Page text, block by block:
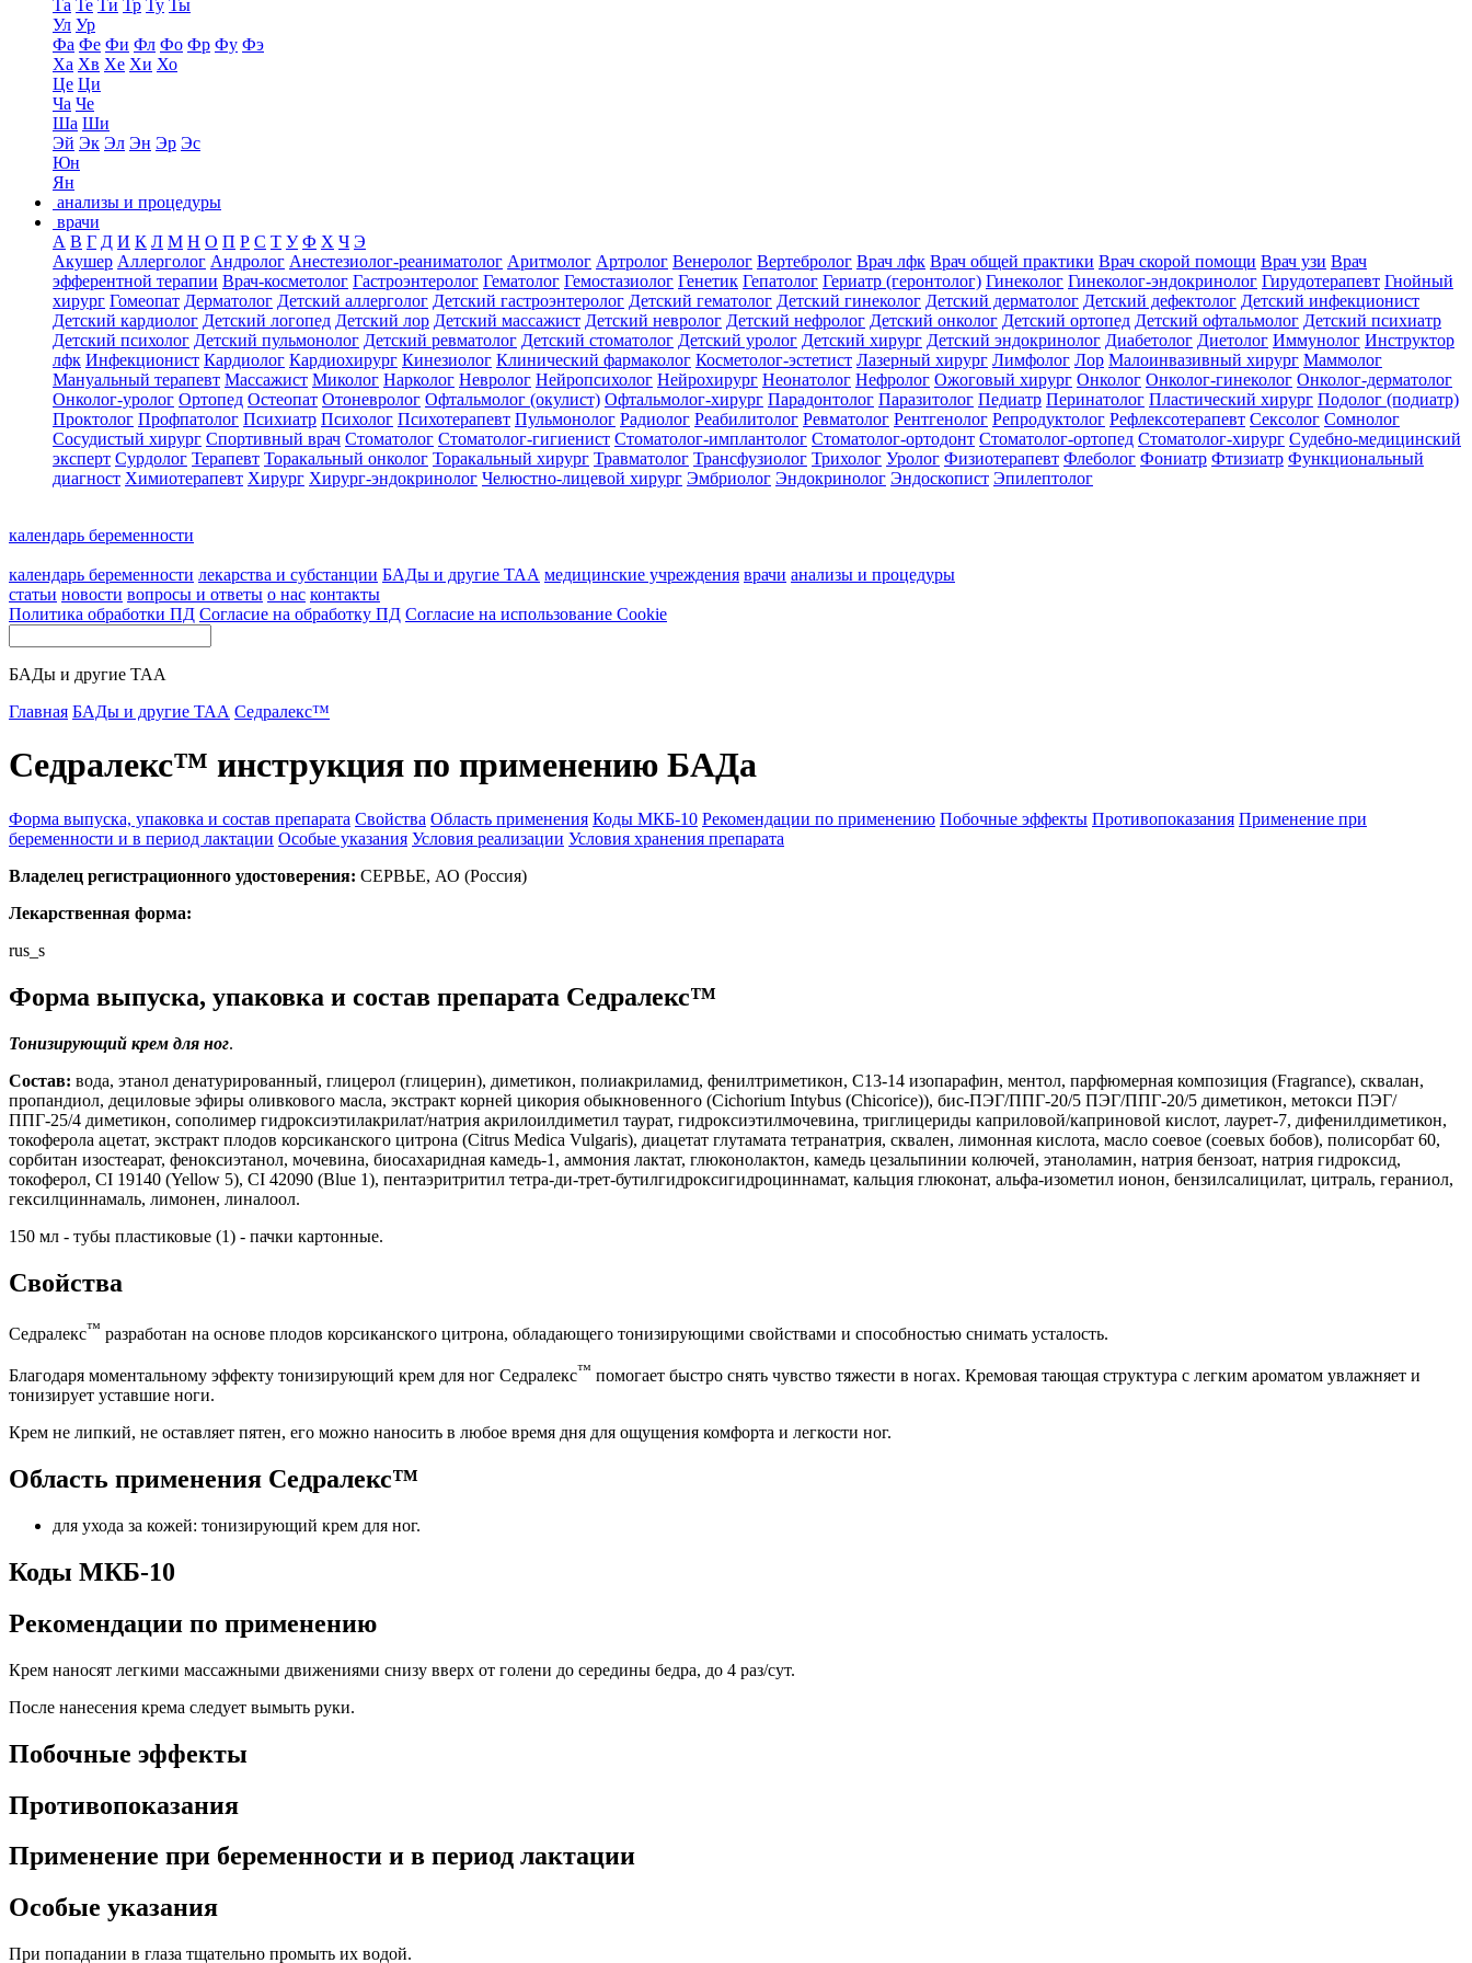
Та Те Ти Тр Ту Ты
Ул Ур
Фа Фе Фи Фл Фо Фр Фу Фэ
Ха Хв Хе Хи Хо
Це Ци
Ча Че
Ша Ши
Эй Эк Эл Эн Эр Эс
Юн
Ян
анализы и процедуры
врачи
А В Г Д И К Л М Н О П Р С Т У Ф Х Ч Э
Акушер Аллерголог Андролог Анестезиолог-реаниматолог Аритмолог Артролог Венеролог Вертебролог Врач лфк Врач общей практики Врач скорой помощи Врач узи Врач
эфферентной терапии Врач-косметолог Гастроэнтеролог Гематолог Гемостазиолог Генетик Гепатолог Гериатр (геронтолог) Гинеколог Гинеколог-эндокринолог Гирудотерапевт Гнойный
хирург Гомеопат Дерматолог Детский аллерголог Детский гастроэнтеролог Детский гематолог Детский гинеколог Детский дерматолог Детский дефектолог Детский инфекционист
Детский кардиолог Детский логопед Детский лор Детский массажист Детский невролог Детский нефролог Детский онколог Детский ортопед Детский офтальмолог Детский психиатр
Детский психолог Детский пульмонолог Детский ревматолог Детский стоматолог Детский уролог Детский хирург Детский эндокринолог Диабетолог Диетолог Иммунолог Инструктор
лфк Инфекционист Кардиолог Кардиохирург Кинезиолог Клинический фармаколог Косметолог-эстетист Лазерный хирург Лимфолог Лор Малоинвазивный хирург Маммолог
Мануальный терапевт Массажист Миколог Нарколог Невролог Нейропсихолог Нейрохирург Неонатолог Нефролог Ожоговый хирург Онколог Онколог-гинеколог Онколог-дерматолог
Онколог-уролог Ортопед Остеопат Отоневролог Офтальмолог (окулист) Офтальмолог-хирург Парадонтолог Паразитолог Педиатр Перинатолог Пластический хирург Подолог (подиатр)
Проктолог Профпатолог Психиатр Психолог Психотерапевт Пульмонолог Радиолог Реабилитолог Ревматолог Рентгенолог Репродуктолог Рефлексотерапевт Сексолог Сомнолог
Сосудистый хирург Спортивный врач Стоматолог Стоматолог-гигиенист Стоматолог-имплантолог Стоматолог-ортодонт Стоматолог-ортопед Стоматолог-хирург Судебно-медицинский
эксперт Сурдолог Терапевт Торакальный онколог Торакальный хирург Травматолог Трансфузиолог Трихолог Уролог Физиотерапевт Флеболог Фониатр Фтизиатр Функциональный
диагност Химиотерапевт Хирург Хирург-эндокринолог Челюстно-лицевой хирург Эмбриолог Эндокринолог Эндоскопист Эпилептолог
календарь беременности
календарь беременности лекарства и субстанции БАДы и другие ТАА медицинские учреждения врачи анализы и процедуры
статьи новости вопросы и ответы о нас контакты
Политика обработки ПД Согласие на обработку ПД Согласие на использование Cookie
БАДы и другие ТАА
Главная БАДы и другие ТАА Седралекс™
Седралекс™ инструкция по применению БАДа
Форма выпуска, упаковка и состав препарата Свойства Область применения Коды МКБ-10 Рекомендации по применению Побочные эффекты Противопоказания Применение при
беременности и в период лактации Особые указания Условия реализации Условия хранения препарата
Владелец регистрационного удостоверения: СЕРВЬЕ, АО (Россия)
Лекарственная форма:
rus_s
Форма выпуска, упаковка и состав препарата Седралекс™
Тонизирующий крем для ног.
Состав: вода, этанол денатурированный, глицерол (глицерин), диметикон, полиакриламид, фенилтриметикон, C13-14 изопарафин, ментол, парфюмерная композиция (Fragrance), сквалан,
пропандиол, дециловые эфиры оливкового масла, экстракт корней цикория обыкновенного (Cichorium Intybus (Chicorice)), бис-ПЭГ/ППГ-20/5 ПЭГ/ППГ-20/5 диметикон, метокси ПЭГ/
ППГ-25/4 диметикон, сополимер гидроксиэтилакрилат/натрия акрилоилдиметил таурат, гидроксиэтилмочевина, триглицериды каприловой/каприновой кислот, лаурет-7, дифенилдиметикон,
токоферола ацетат, экстракт плодов корсиканского цитрона (Citrus Medica Vulgaris), диацетат глутамата тетранатрия, сквален, лимонная кислота, масло соевое (соевых бобов), полисорбат 60,
сорбитан изостеарат, феноксиэтанол, мочевина, биосахаридная камедь-1, аммония лактат, глюконолактон, камедь цезальпинии колючей, этаноламин, натрия бензоат, натрия гидроксид,
токоферол, CI 19140 (Yellow 5), CI 42090 (Blue 1), пентаэритритил тетра-ди-трет-бутилгидроксигидроциннамат, кальция глюконат, альфа-изометил ионон, бензилсалицилат, цитраль, гераниол,
гексилциннамаль, лимонен, линалоол.
150 мл - тубы пластиковые (1) - пачки картонные.
Свойства
Седралекс™ разработан на основе плодов корсиканского цитрона, обладающего тонизирующими свойствами и способностью снимать усталость.
Благодаря моментальному эффекту тонизирующий крем для ног Седралекс™ помогает быстро снять чувство тяжести в ногах. Кремовая тающая структура с легким ароматом увлажняет и
тонизирует уставшие ноги.
Крем не липкий, не оставляет пятен, его можно наносить в любое время дня для ощущения комфорта и легкости ног.
Область применения Седралекс™
для ухода за кожей: тонизирующий крем для ног.
Коды МКБ-10
Рекомендации по применению
Крем наносят легкими массажными движениями снизу вверх от голени до середины бедра, до 4 раз/сут.
После нанесения крема следует вымыть руки.
Побочные эффекты
Противопоказания
Применение при беременности и в период лактации
Особые указания
При попадании в глаза тщательно промыть их водой.